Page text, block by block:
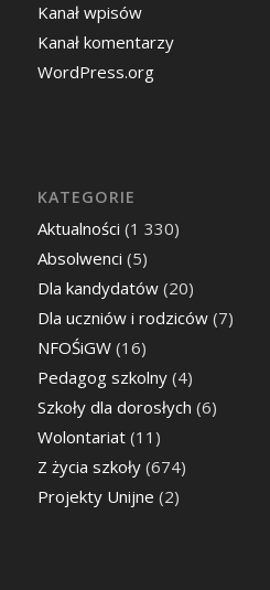
Kanał wpisów
Kanał komentarzy
WordPress.org
KATEGORIE
Aktualności (1 330)
Absolwenci (5)
Dla kandydatów(20)
Dla uczniów i rodziców(7)
NFOŚiGW(16)
Pedagog szkolny(4)
Szkoły dla dorosłych (6)
Wolontariat(11)
Z życia szkoły(674)
Projekty Unijne (2)